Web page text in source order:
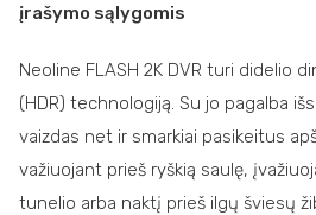
įrašymo sąlygomis
Neoline FLASH 2K DVR turi didelio
(HDR) technologiją. Su jo pagalba
vaizdas net ir smarkiai pasikeitus
važiuojant prieš ryškią saulę,
tunelio arba naktį prieš ilgų šviesų